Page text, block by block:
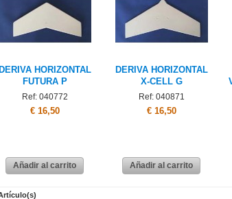
DERIVA HORIZONTAL
FUTURA P
Ref: 040772
€ 16,50
Añadir al carrito
DERIVA HORIZONTAL
X-CELL G
Ref: 040871
€ 16,50
Añadir al carrito